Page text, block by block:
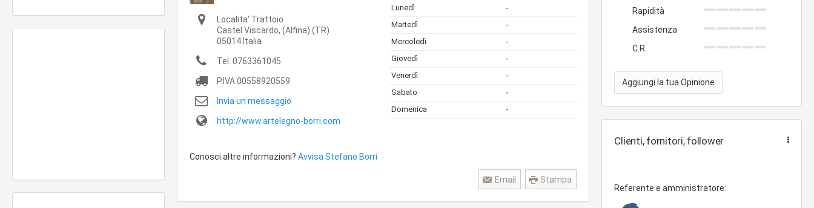
Localita' Trattoio
Castel Viscardo, (Alfina) (TR)
05014 Italia
Tel. 0763361045
P.IVA00558920559
Invia un messaggio
http://www.artelegno-borri.com
Lunedì -
Martedì -
Mercoledì -
Giovedì -
Venerdì -
Sabato -
Domenica -
Conosci altre informazioni? Avvisa Stefano Borri
Stampa
Email
Rapidità
Assistenza
C.R.
Aggiungi la tua Opinione
Clienti, fornitori, follower
Referente e amministratore: